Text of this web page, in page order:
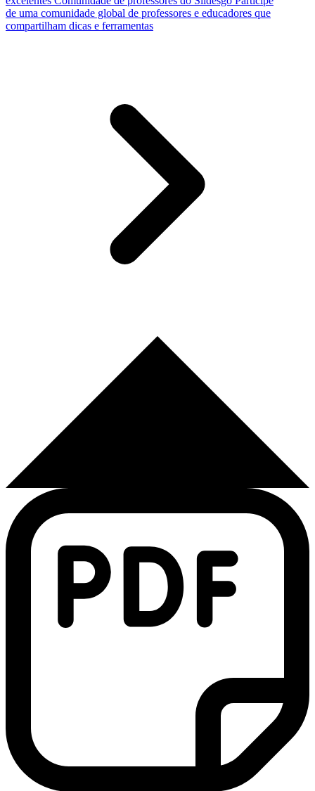
de uma comunidade global de professores e educadores que
compartilham dicas e ferramentas